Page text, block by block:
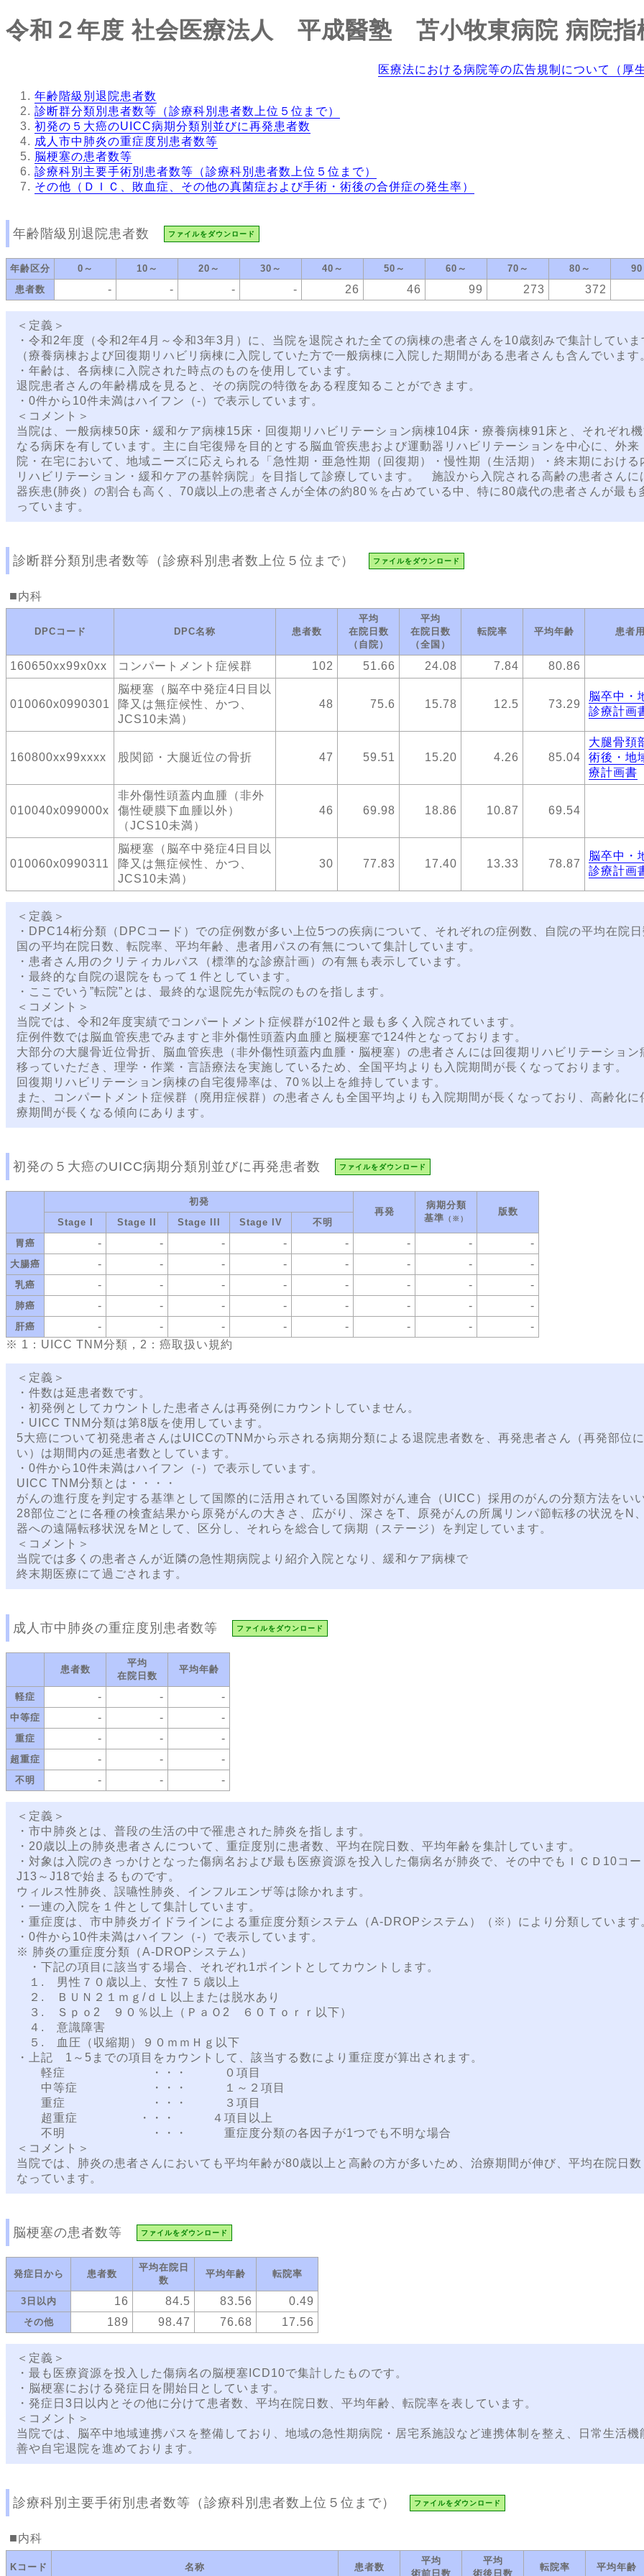
令和２年度 社会医療法人 平成醫塾 苫小牧東病院 病院指
医療法における病院等の広告規制について（厚
年齢階級別退院患者数
診断群分類別患者数等（診療科別患者数上位５位まで）
初発の５大癌のUICC病期分類別並びに再発患者数
成人市中肺炎の重症度別患者数等
脳梗塞の患者数等
診療科別主要手術別患者数等（診療科別患者数上位５位まで）
その他（ＤＩＣ、敗血症、その他の真菌症および手術・術後の合併症の発生率）
年齢階級別退院患者数 ファイルをダウンロード
年齢区分 0～ 10～ 20～ 30～ 40～ 50～ 60～ 70～ 80～
90
患者数
- - - - 26 46 99 273 372
＜定義＞
・令和2年度（令和2年4月～令和3年3月）に、当院を退院された全ての病棟の患者さんを10歳刻みで集計していま
（療養病棟および回復期リハビリ病棟に入院していた方で一般病棟に入院した期間がある患者さんも含んでいます
・年齢は、各病棟に入院された時点のものを使用しています。
退院患者さんの年齢構成を見ると、その病院の特徴をある程度知ることができます。
・0件から10件未満はハイフン（-）で表示しています。
＜コメント＞
当院は、一般病棟50床・緩和ケア病棟15床・回復期リハビリテーション病棟104床・療養病棟91床と、それぞれ
なる病床を有しています。主に自宅復帰を目的とする脳血管疾患および運動器リハビリテーションを中心に、外来
院・在宅において、地域ニーズに応えられる「急性期・亜急性期（回復期）・慢性期（生活期）・終末期における
リハビリテーション・緩和ケアの基幹病院」を目指して診療しています。 施設から入院される高齢の患者さんに
器疾患(肺炎）の割合も高く、70歳以上の患者さんが全体の約80％を占めている中、特に80歳代の患者さんが最も
っています。
診断群分類別患者数等（診療科別患者数上位５位まで） ファイルをダウンロード
内科
DPCコード DPC名称 患者数
平均
在院日数
（自院）
平均
在院日数
（全国）
転院率 平均年齢 患者
160650xx99x0xx コンパートメント症候群 102 51.66 24.08 7.84 80.86
010060x0990301
脳梗塞（脳卒中発症4日目以
降又は無症候性、かつ、
JCS10未満）
48 75.6 15.78 12.5 73.29
脳卒中・
診療計画
160800xx99xxxx 股関節・大腿近位の骨折 47 59.51 15.20 4.26 85.04
大腿骨頚
術後・地
療計画書
010040x099000x
非外傷性頭蓋内血腫（非外
傷性硬膜下血腫以外）
（JCS10未満）
46 69.98 18.86 10.87 69.54
010060x0990311
脳梗塞（脳卒中発症4日目以
降又は無症候性、かつ、
JCS10未満）
30 77.83 17.40 13.33 78.87
脳卒中・
診療計画
＜定義＞
・DPC14桁分類（DPCコード）での症例数が多い上位5つの疾病について、それぞれの症例数、自院の平均在院
国の平均在院日数、転院率、平均年齢、患者用パスの有無について集計しています。
・患者さん用のクリティカルパス（標準的な診療計画）の有無も表示しています。
・最終的な自院の退院をもって１件としています。
・ここでいう”転院”とは、最終的な退院先が転院のものを指します。
＜コメント＞
当院では、令和2年度実績でコンパートメント症候群が102件と最も多く入院されています。
症例件数では脳血管疾患でみますと非外傷性頭蓋内血腫と脳梗塞で124件となっております。
大部分の大腿骨近位骨折、脳血管疾患（非外傷性頭蓋内血腫・脳梗塞）の患者さんには回復期リハビリテーション
移っていただき、理学・作業・言語療法を実施しているため、全国平均よりも入院期間が長くなっております。
回復期リハビリテーション病棟の自宅復帰率は、70％以上を維持しています。
また、コンパートメント症候群（廃用症候群）の患者さんも全国平均よりも入院期間が長くなっており、高齢化に
療期間が長くなる傾向にあります。
初発の５大癌のUICC病期分類別並びに再発患者数 ファイルをダウンロード
初発
再発
病期分類
基準 （※）
版数
Stage I
Stage II Stage III Stage IV
不明
胃癌
- - - - - - - -
大腸癌 - - - - - - - -
乳癌 - - - - - - - -
肺癌 - - - - - - - -
肝癌 - - - - - - -
-
※ 1：UICC TNM分類，2：癌取扱い規約
＜定義＞
・件数は延患者数です。
・初発例としてカウントした患者さんは再発例にカウントしていません。
・UICC TNM分類は第8版を使用しています。
5大癌について初発患者さんはUICCのTNMから示される病期分類による退院患者数を、再発患者さん（再発部位
い）は期間内の延患者数としています。
・0件から10件未満はハイフン（-）で表示しています。
UICC TNM分類とは・・・・
がんの進行度を判定する基準として国際的に活用されている国際対がん連合（UICC）採用のがんの分類方法をい
28部位ごとに各種の検査結果から原発がんの大きさ、広がり、深さをT、原発がんの所属リンパ節転移の状況をN
器への遠隔転移状況をMとして、区分し、それらを総合して病期（ステージ）を判定しています。
＜コメント＞
当院では多くの患者さんが近隣の急性期病院より紹介入院となり、緩和ケア病棟で
終末期医療にて過ごされます。
成人市中肺炎の重症度別患者数等 ファイルをダウンロード
患者数
平均
在院日数
平均年齢
軽症 - - -
中等症 - - -
重症 - - -
超重症 - - -
不明 - - -
＜定義＞
・市中肺炎とは、普段の生活の中で罹患された肺炎を指します。
・20歳以上の肺炎患者さんについて、重症度別に患者数、平均在院日数、平均年齢を集計しています。
・対象は入院のきっかけとなった傷病名および最も医療資源を投入した傷病名が肺炎で、その中でもＩＣＤ10コ
J13～J18で始まるものです。
ウィルス性肺炎、誤嚥性肺炎、インフルエンザ等は除かれます。
・一連の入院を１件として集計しています。
・重症度は、市中肺炎ガイドラインによる重症度分類システム（A-DROPシステム）（※）により分類しています
・0件から10件未満はハイフン（-）で表示しています。
※ 肺炎の重症度分類（A-DROPシステム）
・下記の項目に該当する場合、それぞれ1ポイントとしてカウントします。
１. 男性７０歳以上、女性７５歳以上
２. ＢＵＮ２１ｍｇ/ｄＬ以上または脱水あり
３. Ｓｐｏ2 ９０％以上（ＰａＯ2 ６０Ｔｏｒｒ以下）
４. 意識障害
５. 血圧（収縮期）９０ｍｍＨｇ以下
・上記 1～5までの項目をカウントして、該当する数により重症度が算出されます。
軽症 ・・・ ０項目
中等症 ・・・ １～２項目
重症 ・・・ ３項目
超重症 ・・・ ４項目以上
不明 ・・・ 重症度分類の各因子が1つでも不明な場合
＜コメント＞
当院では、肺炎の患者さんにおいても平均年齢が80歳以上と高齢の方が多いため、治療期間が伸び、平均在院日
なっています。
脳梗塞の患者数等 ファイルをダウンロード
発症日から 患者数
平均在院日
数
平均年齢 転院率
3日以内 16 84.5 83.56 0.49
その他 189 98.47 76.68 17.56
＜定義＞
・最も医療資源を投入した傷病名の脳梗塞ICD10で集計したものです。
・脳梗塞における発症日を開始日としています。
・発症日3日以内とその他に分けて患者数、平均在院日数、平均年齢、転院率を表しています。
＜コメント＞
当院では、脳卒中地域連携パスを整備しており、地域の急性期病院・居宅系施設など連携体制を整え、日常生活機
善や自宅退院を進めております。
診療科別主要手術別患者数等（診療科別患者数上位５位まで） ファイルをダウンロード
内科
Kコード 名称 患者数
平均
術前日数
平均
術後日数
転院率 平均年齢